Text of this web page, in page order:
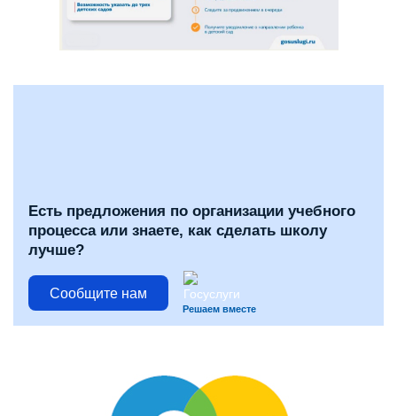
Есть предложения по организации учебного
процесса или знаете, как сделать школу
лучше?
Сообщите нам
Решаем вместе